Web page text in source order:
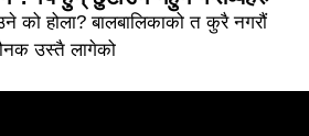
को होला? बालबालिकाको त कुरै नगरौं
उस्तै लागेको